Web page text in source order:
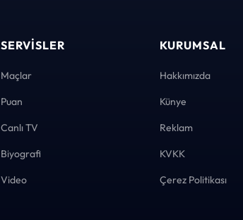
SERVISLER
Maçlar
Puan
Canlı TV
Biyografi
Video
KURUMSAL
Hakkımızda
Künye
Reklam
KVKK
Çerez Politikası